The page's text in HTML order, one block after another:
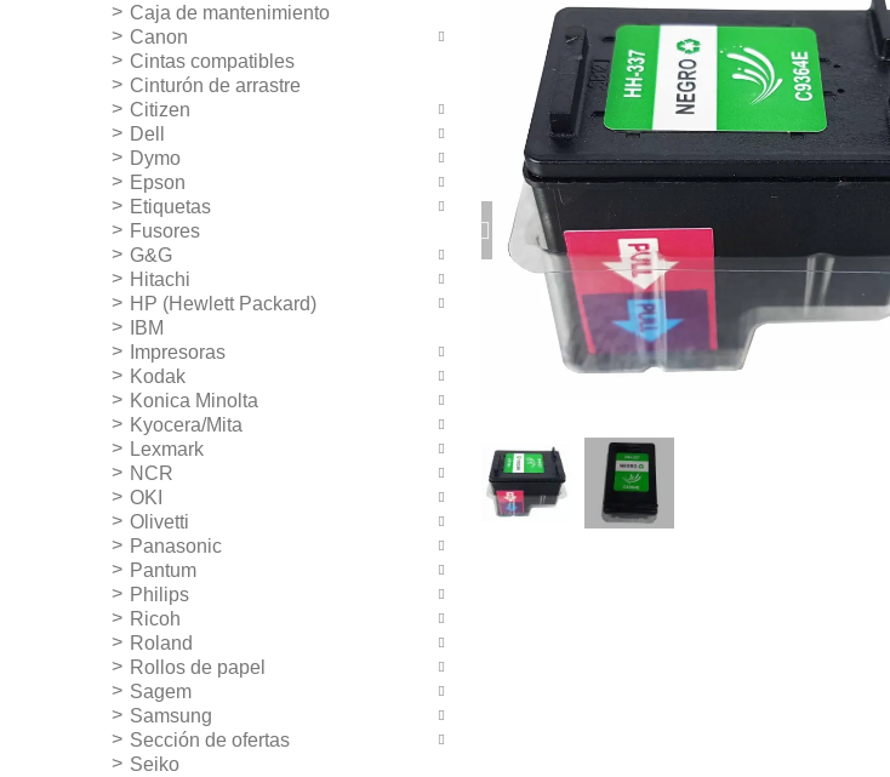
Caja de mantenimiento
Canon
Cintas compatibles
Cinturón de arrastre
Citizen
Dell
Dymo
Epson
Etiquetas
Fusores
G&G
Hitachi
HP (Hewlett Packard)
IBM
Impresoras
Kodak
Konica Minolta
Kyocera/Mita
Lexmark
NCR
OKI
Olivetti
Panasonic
Pantum
Philips
Ricoh
Roland
Rollos de papel
Sagem
Samsung
Sección de ofertas
Seiko